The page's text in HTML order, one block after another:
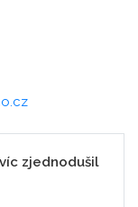
zjednodušil